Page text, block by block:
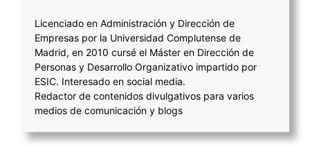
Licenciado en Administración y Dirección de
Empresas por la Universidad Complutense de
Madrid, en 2010 cursé el Máster en Dirección de
Personas y Desarrollo Organizativo impartido por
ESIC. Interesado en social media.
Redactor de contenidos divulgativos para varios
medios de comunicación y blogs